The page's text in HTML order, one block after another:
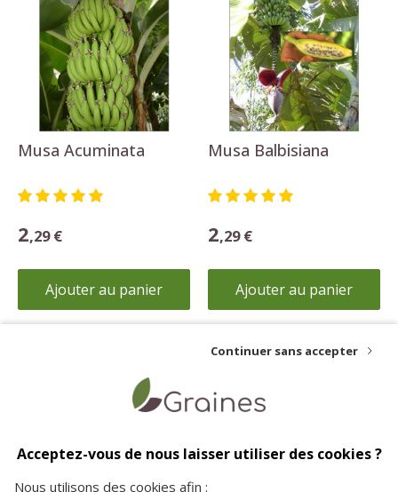
Musa Acuminata
2,29 €
Ajouter au panier
Musa Balbisiana
2,29 €
Ajouter au panier
dès 35€ d'achat
vos achats en toute
sécurité sur notre site
à votre écoute pour plus
d'informations
Continuer sans accepter
Acceptez-vous de nous laisser utiliser des cookies ?
Nous utilisons des cookies afin :